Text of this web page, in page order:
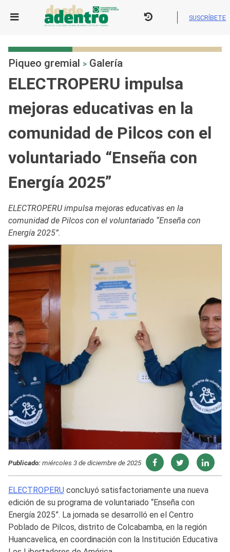
SUSCRÍBETE
Piqueo gremial > Galería
ELECTROPERU impulsa
mejoras educativas en la
comunidad de Pilcos con el
voluntariado “Enseña con
Energía 2025”
ELECTROPERU impulsa mejoras educativas en la
comunidad de Pilcos con el voluntariado “Enseña con
Energía 2025”.
Publicado:miércoles 3 de diciembre de 2025
ELECTROPERU concluyó satisfactoriamente una nueva
edición de su programa de voluntariado “Enseña con
Energía 2025”. La jornada se desarrolló en el Centro
Poblado de Pilcos, distrito de Colcabamba, en la región
Huancavelica, en coordinación con la Institución Educativa